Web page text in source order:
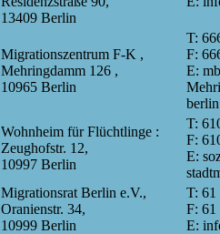
13409 Berlin
Migrationszentrum F-K ,
Mehringdamm 126 ,
10965 Berlin
T:
F:
E:
Wohnheim für Flüchtlinge :
Zeughofstr. 12,
10997 Berlin
T:
F:
E:
Migrationsrat Berlin e.V.,
Oranienstr. 34,
10999 Berlin
T: 61
F: 61
E: